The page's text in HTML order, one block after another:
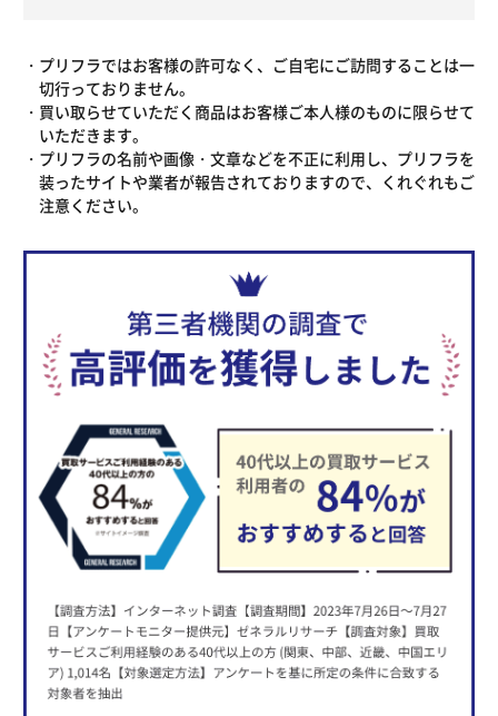
プリフラではお客様の許可なく、ご自宅にご訪問することは一
切行っておりません。
買い取らせていただく商品はお客様ご本人様のものに限らせて
いただきます。
プリフラの名前や画像・文章などを不正に利用し、プリフラを
装ったサイトや業者が報告されておりますので、くれぐれもご
注意ください。